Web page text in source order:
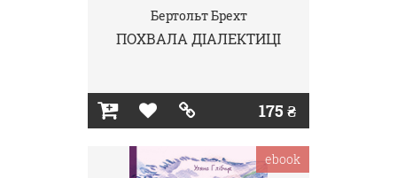
Бертольт Брехт
ПОХВАЛА ДІАЛЕКТИЦІ
175 ₴
ebook